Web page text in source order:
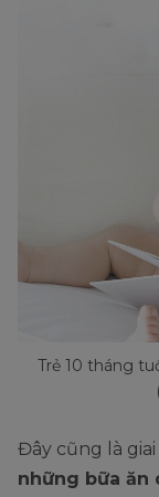
Trẻ 10 tháng
Đây cũng là
những bữa ăn